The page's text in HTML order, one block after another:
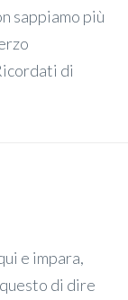
sappiamo più
di
e impara,
di dire